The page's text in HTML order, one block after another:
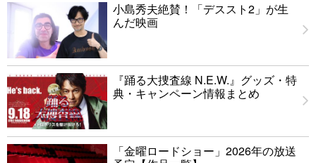
小島秀夫絶賛！「デススト2」が生
んだ映画
『踊る大捜査線 N.E.W.』グッズ・特
典・キャンペーン情報まとめ
「金曜ロードショー」2026年の放送